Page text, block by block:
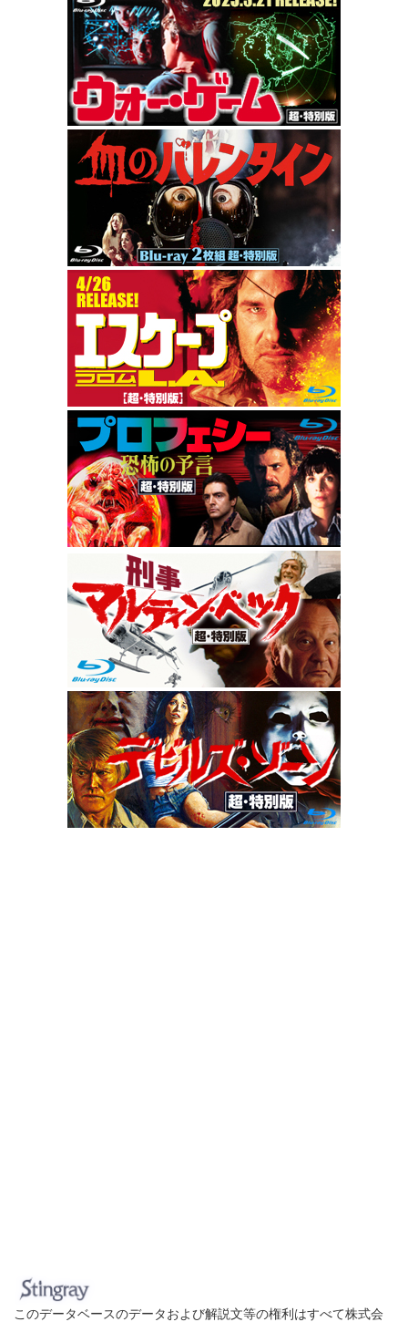
このデータベースのデータおよび解説文等の権利はすべて株式会